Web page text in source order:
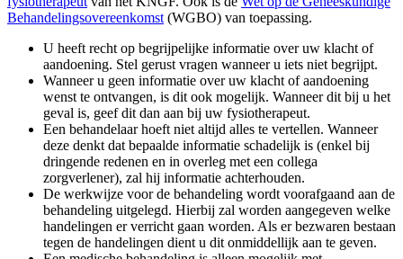
Behandelingsovereenkomst (WGBO) van toepassing.
U heeft recht op begrijpelijke informatie over uw klacht of
aandoening. Stel gerust vragen wanneer u iets niet begrijpt.
Wanneer u geen informatie over uw klacht of aandoening
wenst te ontvangen, is dit ook mogelijk. Wanneer dit bij u het
geval is, geef dit dan aan bij uw fysiotherapeut.
Een behandelaar hoeft niet altijd alles te vertellen. Wanneer
deze denkt dat bepaalde informatie schadelijk is (enkel bij
dringende redenen en in overleg met een collega
zorgverlener), zal hij informatie achterhouden.
De werkwijze voor de behandeling wordt voorafgaand aan de
behandeling uitgelegd. Hierbij zal worden aangegeven welke
handelingen er verricht gaan worden. Als er bezwaren bestaan
tegen de handelingen dient u dit onmiddellijk aan te geven.